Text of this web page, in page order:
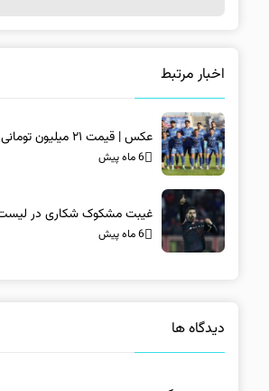
اخبار مرتبط
عکس | قیمت ۲۱ میلیون تومانی برای بلیت بازی استقلال!
6 ماه پیش
غیبت مشکوک شکاری در
6 ماه پیش
دیدگاه ها